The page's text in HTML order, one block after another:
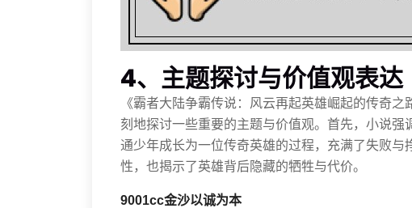
4、主题探讨与价值观表达
《霸者大陆争霸传说：风云再起英雄崛起的传奇
刻地探讨一些重要的主题与价值观。首先，小说
通少年成长为一位传奇英雄的过程，充满了失败
性，也揭示了英雄背后隐藏的牺牲与代价。
9001cc金沙以诚为本